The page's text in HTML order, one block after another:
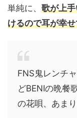
単純に、 歌が上
けるので耳が幸
FNS鬼レンチ
どBENIの晩餐
の花唄、あま